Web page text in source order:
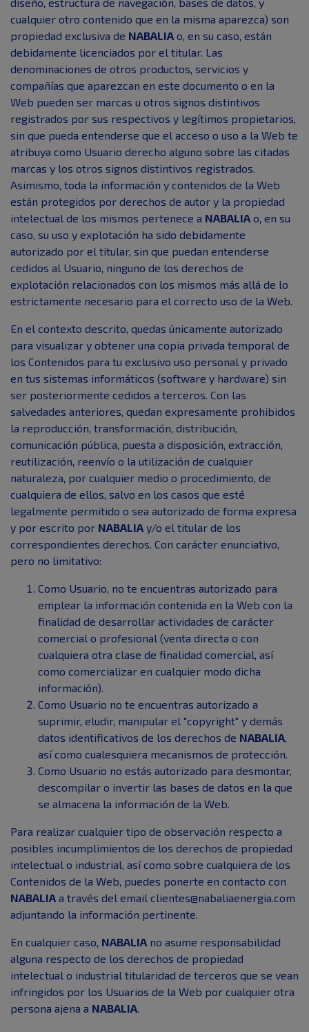
cualquier otro contenido que en la misma aparezca) son
propiedad exclusiva de NABALIA o, en su caso, están
debidamente licenciados por el titular. Las
denominaciones de otros productos, servicios y
compañías que aparezcan en este documento o en la
Web pueden ser marcas u otros signos distintivos
registrados por sus respectivos y legítimos propietarios,
sin que pueda entenderse que el acceso o uso a la Web te
atribuya como Usuario derecho alguno sobre las citadas
marcas y los otros signos distintivos registrados.
Asimismo, toda la información y contenidos de la Web
están protegidos por derechos de autor y la propiedad
intelectual de los mismos pertenece a NABALIA o, en su
caso, su uso y explotación ha sido debidamente
autorizado por el titular, sin que puedan entenderse
cedidos al Usuario, ninguno de los derechos de
explotación relacionados con los mismos más allá de lo
estrictamente necesario para el correcto uso de la Web.
En el contexto descrito, quedas únicamente autorizado
para visualizar y obtener una copia privada temporal de
los Contenidos para tu exclusivo uso personal y privado
en tus sistemas informáticos (software y hardware) sin
ser posteriormente cedidos a terceros. Con las
salvedades anteriores, quedan expresamente prohibidos
la reproducción, transformación, distribución,
comunicación pública, puesta a disposición, extracción,
reutilización, reenvío o la utilización de cualquier
naturaleza, por cualquier medio o procedimiento, de
cualquiera de ellos, salvo en los casos que esté
legalmente permitido o sea autorizado de forma expresa
y por escrito por NABALIA y/o el titular de los
correspondientes derechos. Con carácter enunciativo,
pero no limitativo:
Como Usuario, no te encuentras autorizado para
emplear la información contenida en la Web con la
finalidad de desarrollar actividades de carácter
comercial o profesional (venta directa o con
cualquiera otra clase de finalidad comercial, así
como comercializar en cualquier modo dicha
información).
Como Usuario no te encuentras autorizado a
suprimir, eludir, manipular el "copyright" y demás
datos identificativos de los derechos de NABALIA,
así como cualesquiera mecanismos de protección.
Como Usuario no estás autorizado para desmontar,
descompilar o invertir las bases de datos en la que
se almacena la información de la Web.
Para realizar cualquier tipo de observación respecto a
posibles incumplimientos de los derechos de propiedad
intelectual o industrial, así como sobre cualquiera de los
Contenidos de la Web, puedes ponerte en contacto con
NABALIA a través del email clientes@nabaliaenergia.com
adjuntando la información pertinente.
En cualquier caso, NABALIA no asume responsabilidad
alguna respecto de los derechos de propiedad
intelectual o industrial titularidad de terceros que se vean
infringidos por los Usuarios de la Web por cualquier otra
persona ajena a NABALIA.